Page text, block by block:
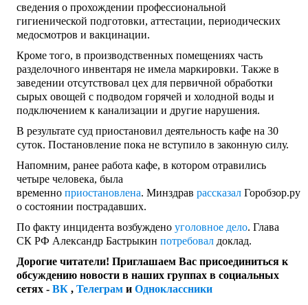
сведения о прохождении профессиональной
гигиенической подготовки, аттестации, периодических
медосмотров и вакцинации.
Кроме того, в производственных помещениях часть
разделочного инвентаря не имела маркировки. Также в
заведении отсутствовал цех для первичной обработки
сырых овощей с подводом горячей и холодной воды и
подключением к канализации и другие нарушения.
В результате суд приостановил деятельность кафе на 30
суток. Постановление пока не вступило в законную силу.
Напомним, ранее работа кафе, в котором отравились
четыре человека, была
временно приостановлена. Минздрав рассказал Горобзор.ру
о состоянии пострадавших.
По факту инцидента возбуждено уголовное дело. Глава
СК РФ Александр Бастрыкин потребовал доклад.
Дорогие читатели! Приглашаем Вас присоединиться к
обсуждению новости в наших группах в социальных
сетях - ВК , Телеграм и Одноклассники